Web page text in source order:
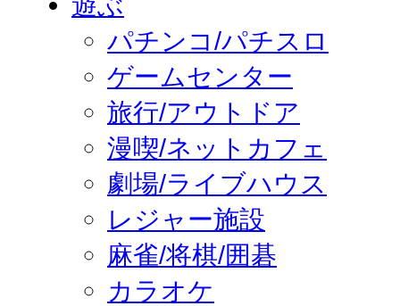
パチンコ/パチスロ
ゲームセンター
旅行/アウトドア
漫喫/ネットカフェ
劇場/ライブハウス
レジャー施設
麻雀/将棋/囲碁
カラオケ